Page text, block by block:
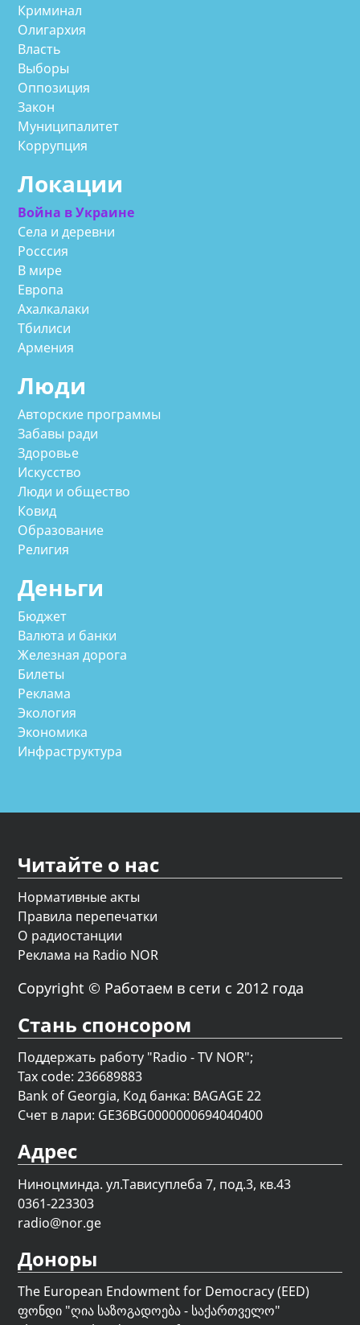
Криминал
Олигархия
Власть
Выборы
Оппозиция
Закон
Муниципалитет
Коррупция
Локации
Война в Украине
Села и деревни
Росссия
В мире
Европа
Ахалкалаки
Тбилиси
Армения
Люди
Авторские программы
Забавы ради
Здоровье
Искусство
Люди и общество
Ковид
Образование
Религия
Деньги
Бюджет
Валюта и банки
Железная дорога
Билеты
Реклама
Экология
Экономика
Инфраструктура
Читайте о нас
Нормативные акты
Правила перепечатки
О радиостанции
Реклама на Radio NOR
Copyright © Работаем в сети с 2012 года
Стань спонсором
Поддержать работу "Radio - TV NOR";
Tax code: 236689883
Bank of Georgia, Код банка: BAGAGE 22
Счет в лари: GE36BG0000000694040400
Адрес
Ниноцминда. ул.Тависуплеба 7, под.3, кв.43
0361-223303
radio@nor.ge
Доноры
The European Endowment for Democracy (EED)
ფონდი "ღია საზოგადოება - საქართველო"